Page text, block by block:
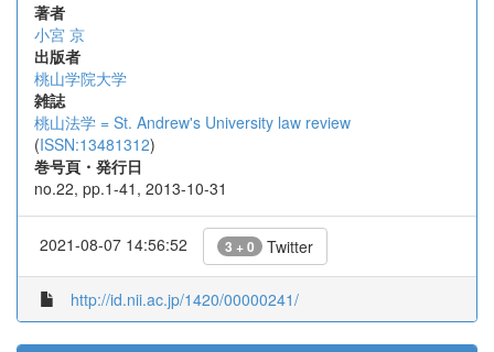
著者
小宮 京
出版者
桃山学院大学
雑誌
桃山法学 = St. Andrew's University law review
(ISSN:13481312)
巻号頁・発行日
no.22, pp.1-41, 2013-10-31
2021-08-07 14:56:52 3 + 0 Twitter
http://id.nii.ac.jp/1420/00000241/